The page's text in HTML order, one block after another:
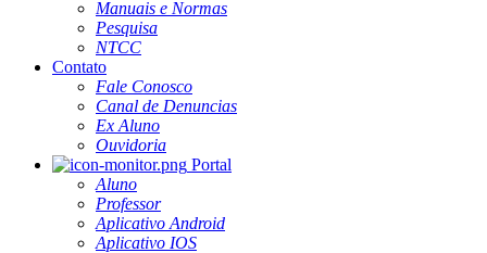
Manuais e Normas
Pesquisa
NTCC
Contato
Fale Conosco
Canal de Denuncias
Ex Aluno
Ouvidoria
Portal
Aluno
Professor
Aplicativo Android
Aplicativo IOS